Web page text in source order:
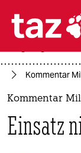
politik
Kommentar
Kommentar
Einsatz